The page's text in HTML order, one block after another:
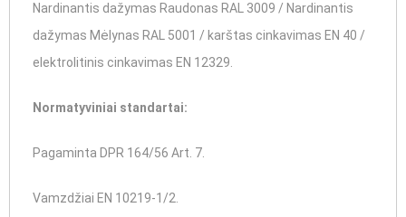
Nardinantis dažymas Raudonas RAL 3009 / Nardinantis
dažymas Mėlynas RAL 5001 / karštas cinkavimas EN 40 /
elektrolitinis cinkavimas EN 12329.
Normatyviniai standartai:
Pagaminta DPR 164/56 Art. 7.
Vamzdžiai EN 10219-1/2.